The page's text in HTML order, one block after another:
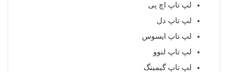
لپ تاپ اچ پی
لپ تاپ دل
لپ تاپ ایسوس
لپ تاپ لنوو
لپ تاپ گیمینگ